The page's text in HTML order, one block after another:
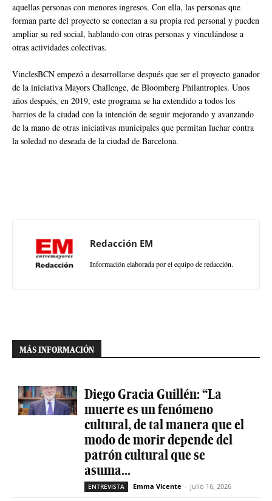
aquellas personas con menores ingresos. Con ella, las personas que
forman parte del proyecto se conectan a su propia red personal y pueden
ampliar su red social, hablando con otras personas y vinculándose a
otras actividades colectivas.
VinclesBCN empezó a desarrollarse después que ser el proyecto ganador
de la iniciativa Mayors Challenge, de Bloomberg Philantropies. Unos
años después, en 2019, este programa se ha extendido a todos los
barrios de la ciudad con la intención de seguir mejorando y avanzando
de la mano de otras iniciativas municipales que permitan luchar contra
la soledad no deseada de la ciudad de Barcelona.
Redacción EM
Información elaborada por el equipo de redacción.
MÁS INFORMACIÓN
Diego Gracia Guillén: “La
muerte es un fenómeno
cultural, de tal manera que el
modo de morir depende del
patrón cultural que se
asuma...
ENTREVISTA Emma Vicente - julio 16, 2026